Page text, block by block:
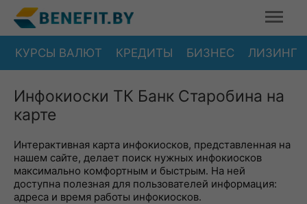
КУРСЫ ВАЛЮТ КРЕДИТЫ БИЗНЕС ЛИЗИНГ
Инфокиоски ТК Банк Старобина на
карте
Интерактивная карта инфокиосков, представленная на
нашем сайте, делает поиск нужных инфокиосков
максимально комфортным и быстрым. На ней
доступна полезная для пользователей информация:
адреса и время работы инфокиосков.